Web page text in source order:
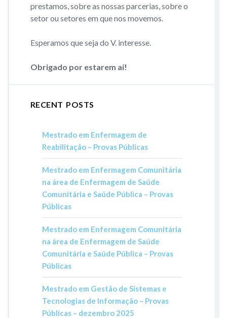
prestamos, sobre as nossas parcerias, sobre o
setor ou setores em que nos movemos.
Esperamos que seja do V. interesse.
Obrigado por estarem aí!
RECENT POSTS
Mestrado em Enfermagem de
Reabilitação – Provas Públicas
Mestrado em Enfermagem Comunitária
na área de Enfermagem de Saúde
Comunitária e Saúde Pública – Provas
Públicas
Mestrado em Enfermagem Comunitária
na área de Enfermagem de Saúde
Comunitária e Saúde Pública – Provas
Públicas
Mestrado em Gestão de Sistemas e
Tecnologias de Informação – Provas
Públicas – dezembro 2025